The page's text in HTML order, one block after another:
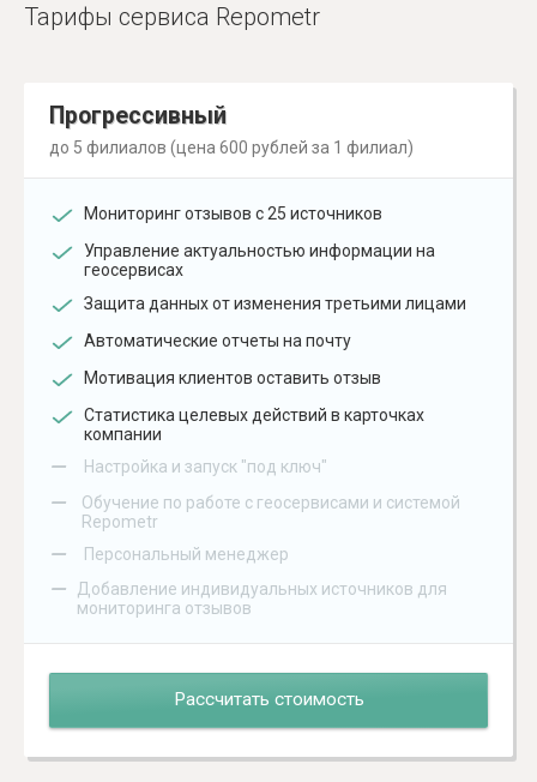
Тарифы сервиса Repometr
Прогрессивный
до 5 филиалов (цена 600 рублей за 1 филиал)
Мониторинг отзывов с 25 источников
Управление актуальностью информации на
геосервисах
Защита данных от изменения третьими лицами
Автоматические отчеты на почту
Мотивация клиентов оставить отзыв
Статистика целевых действий в карточках
компании
– Настройка и запуск "под ключ"
–
Обучение по работе с геосервисами и системой
Repometr
– Персональный менеджер
–
Добавление индивидуальных источников для
мониторинга отзывов
Рассчитать стоимость